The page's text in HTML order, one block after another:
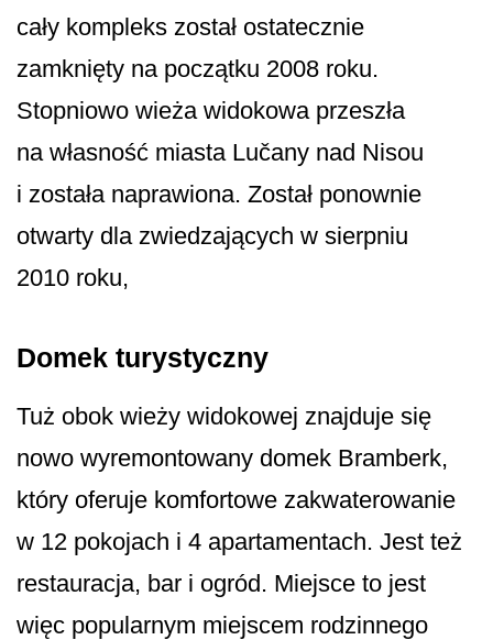
cały kompleks został ostatecznie
zamknięty na początku 2008 roku.
Stopniowo wieża widokowa przeszła
na własność miasta Lučany nad Nisou
i została naprawiona. Został ponownie
otwarty dla zwiedzających w sierpniu
2010 roku,
Domek turystyczny
Tuż obok wieży widokowej znajduje się
nowo wyremontowany domek Bramberk,
który oferuje komfortowe zakwaterowanie
w 12 pokojach i 4 apartamentach. Jest też
restauracja, bar i ogród. Miejsce to jest
więc popularnym miejscem rodzinnego